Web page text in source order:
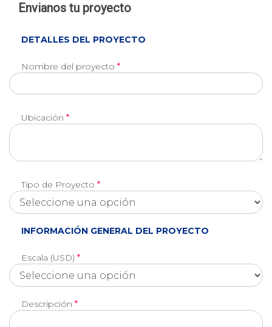
Envianos tu proyecto
DETALLES DEL PROYECTO
Nombre del proyecto *
Ubicación *
Tipo de Proyecto *
INFORMACIÓN GENERAL DEL PROYECTO
Escala (USD) *
Descripción *